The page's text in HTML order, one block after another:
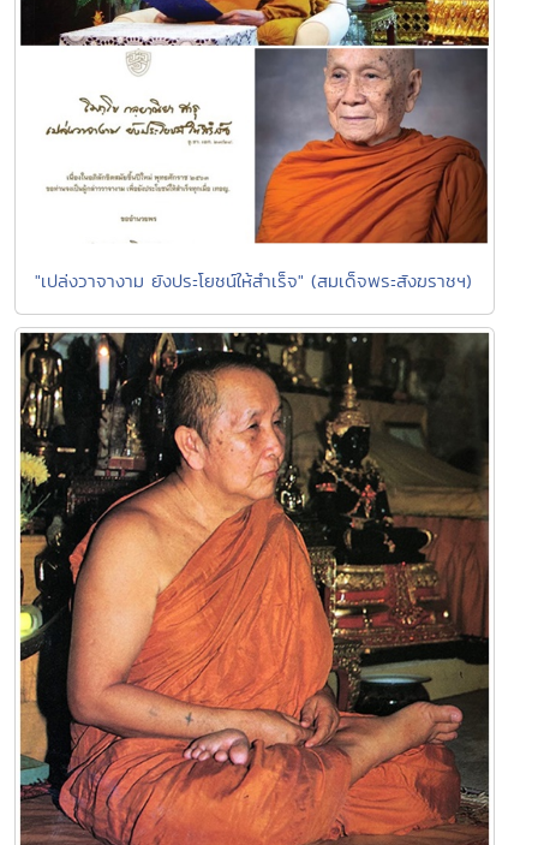
"เปล่งวาจางาม ยังประโยชน์ให้สำเร็จ" (สมเด็จพระสังฆราชฯ)